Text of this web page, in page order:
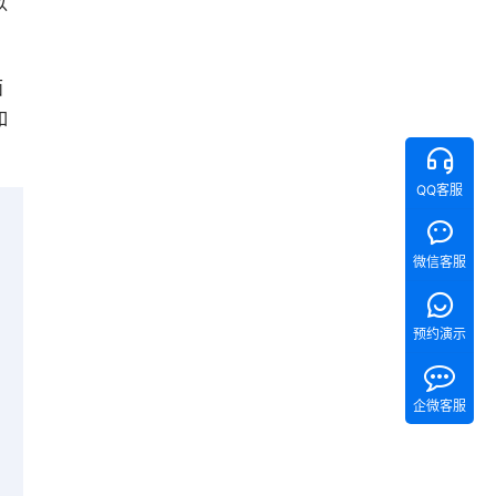
QQ客服
微信客服
预约演示
企微客服